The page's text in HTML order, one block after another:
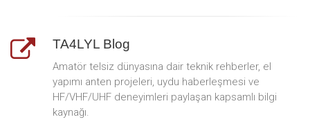
TA4LYL Blog
Amatör telsiz dünyasına dair teknik rehberler, el
yapımı anten projeleri, uydu haberleşmesi ve
HF/VHF/UHF deneyimleri paylaşan kapsamlı bilgi
kaynağı.